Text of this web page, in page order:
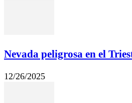
Nevada peligrosa en el
12/26/2025